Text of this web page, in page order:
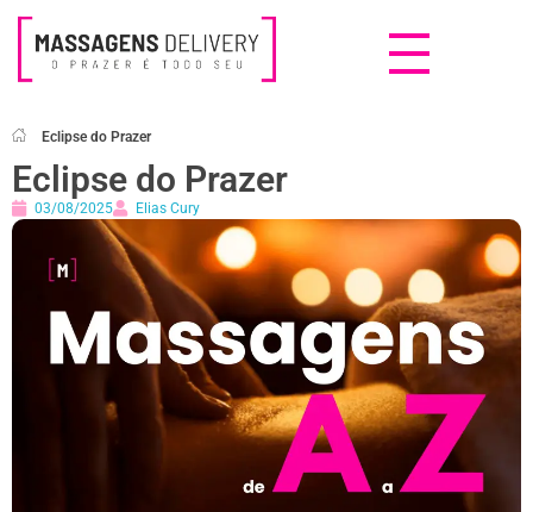
Eclipse do Prazer
Eclipse do Prazer
03/08/2025 Elias Cury